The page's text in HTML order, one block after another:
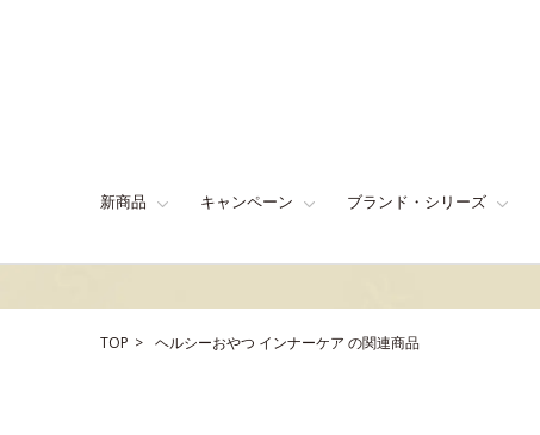
新商品 キャンペーン ブランド・シリーズ
TOP ヘルシーおやつ インナーケア の関連商品